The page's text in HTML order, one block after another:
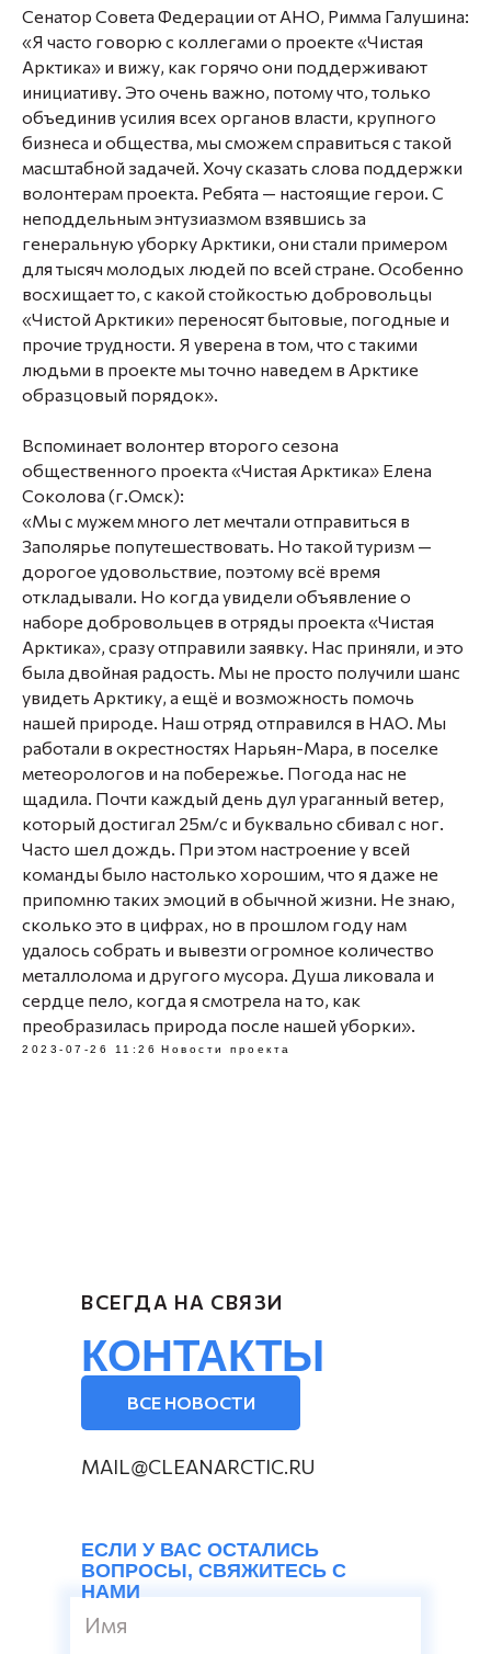
Сенатор Совета Федерации от АНО, Римма Галушина:
«Я часто говорю с коллегами о проекте «Чистая
Арктика» и вижу, как горячо они поддерживают
инициативу. Это очень важно, потому что, только
объединив усилия всех органов власти, крупного
бизнеса и общества, мы сможем справиться с такой
масштабной задачей. Хочу сказать слова поддержки
волонтерам проекта. Ребята — настоящие герои. С
неподдельным энтузиазмом взявшись за
генеральную уборку Арктики, они стали примером
для тысяч молодых людей по всей стране. Особенно
восхищает то, с какой стойкостью добровольцы
«Чистой Арктики» переносят бытовые, погодные и
прочие трудности. Я уверена в том, что с такими
людьми в проекте мы точно наведем в Арктике
образцовый порядок».
Вспоминает волонтер второго сезона
общественного проекта «Чистая Арктика» Елена
Соколова (г.Омск):
«Мы с мужем много лет мечтали отправиться в
Заполярье попутешествовать. Но такой туризм —
дорогое удовольствие, поэтому всё время
откладывали. Но когда увидели объявление о
наборе добровольцев в отряды проекта «Чистая
Арктика», сразу отправили заявку. Нас приняли, и это
была двойная радость. Мы не просто получили шанс
увидеть Арктику, а ещё и возможность помочь
нашей природе. Наш отряд отправился в НАО. Мы
работали в окрестностях Нарьян-Мара, в поселке
метеорологов и на побережье. Погода нас не
щадила. Почти каждый день дул ураганный ветер,
который достигал 25м/с и буквально сбивал с ног.
Часто шел дождь. При этом настроение у всей
команды было настолько хорошим, что я даже не
припомню таких эмоций в обычной жизни. Не знаю,
сколько это в цифрах, но в прошлом году нам
удалось собрать и вывезти огромное количество
металлолома и другого мусора. Душа ликовала и
сердце пело, когда я смотрела на то, как
преобразилась природа после нашей уборки».
2023-07-26 11:26 Новости проекта
ВСЕ НОВОСТИ
КОНТАКТЫ
ВСЕГДА НА СВЯЗИ
ЕСЛИ У ВАС ОСТАЛИСЬ
ВОПРОСЫ, СВЯЖИТЕСЬ С
НАМИ
Имя
MAIL@CLEANARCTIC.RU